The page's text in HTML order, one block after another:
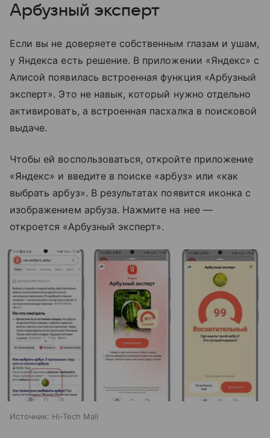
Арбузный эксперт
Если вы не доверяете собственным глазам и ушам,
у Яндекса есть решение. В приложении «Яндекс» с
Алисой появилась встроенная функция «Арбузный
эксперт». Это не навык, который нужно отдельно
активировать, а встроенная пасхалка в поисковой
выдаче.
Чтобы ей воспользоваться, откройте приложение
«Яндекс» и введите в поиске «арбуз» или «как
выбрать арбуз». В результатах появится иконка с
изображением арбуза. Нажмите на нее —
откроется «Арбузный эксперт».
Источник: Hi-Tech Mail